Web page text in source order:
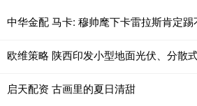
欧维策略 陕西印发小型地面光伏、分散
启天配资 古画里的夏日清甜